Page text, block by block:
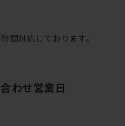
間対応しております。
わせ営業日